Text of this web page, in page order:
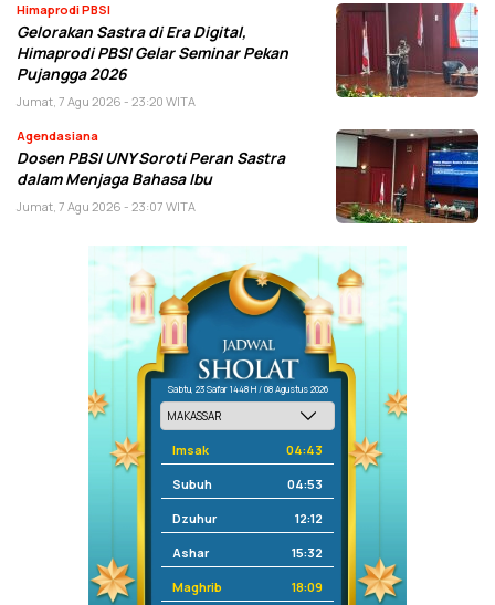
Himaprodi PBSI
Gelorakan Sastra di Era Digital,
Himaprodi PBSI Gelar Seminar Pekan
Pujangga 2026
Jumat, 7 Agu 2026 - 23:20 WITA
Agendasiana
Dosen PBSI UNY Soroti Peran Sastra
dalam Menjaga Bahasa Ibu
Jumat, 7 Agu 2026 - 23:07 WITA
Sabtu, 23 Safar 1448 H / 08 Agustus 2026
Imsak 04:43
Subuh 04:53
Dzuhur 12:12
Ashar 15:32
Maghrib 18:09